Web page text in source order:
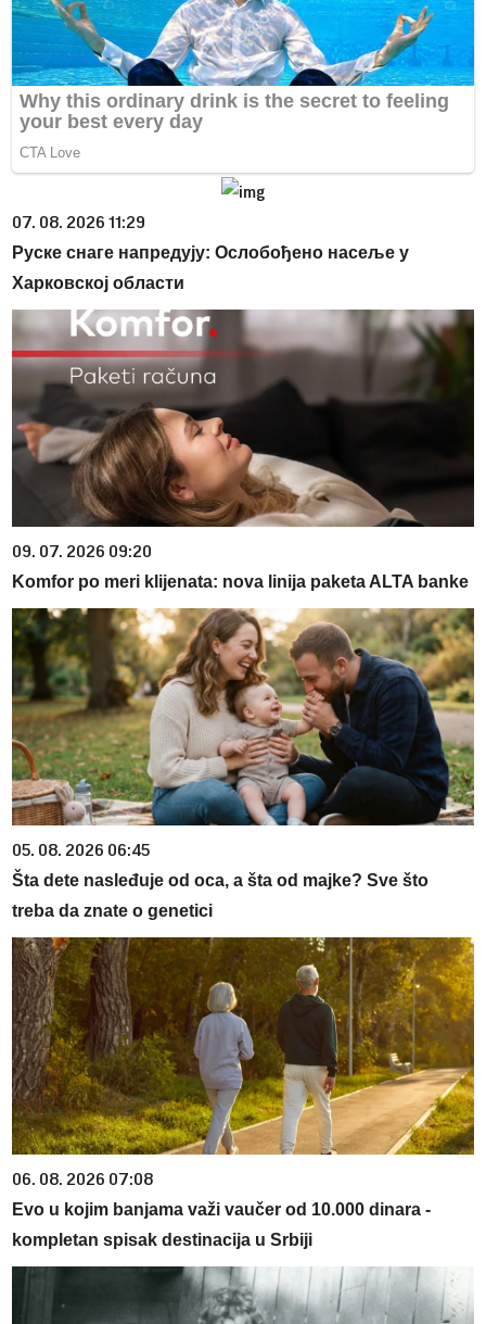
07. 08. 2026 11:29
Руске снаге напредују: Ослобођено насеље у
Харковској области
09. 07. 2026 09:20
Komfor po meri klijenata: nova linija paketa ALTA banke
05. 08. 2026 06:45
Šta dete nasleđuje od oca, a šta od majke? Sve što
treba da znate o genetici
06. 08. 2026 07:08
Evo u kojim banjama važi vaučer od 10.000 dinara -
kompletan spisak destinacija u Srbiji